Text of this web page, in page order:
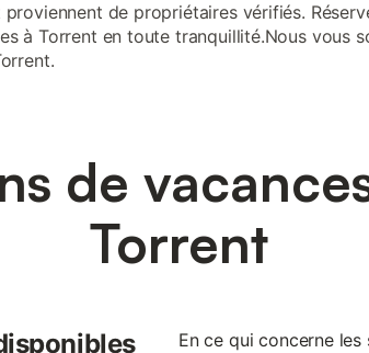
proviennent de propriétaires vérifiés.
à Torrent en toute tranquillité.Nous vous
de
Torrent
En ce qui concerne